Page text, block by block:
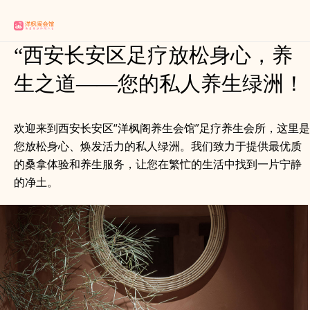
“西安长安区足疗放松身心，养
生之道——您的私人养生绿洲！
欢迎来到西安长安区“洋枫阁养生会馆”足疗养生会所，这里是
您放松身心、焕发活力的私人绿洲。我们致力于提供最优质
的桑拿体验和养生服务，让您在繁忙的生活中找到一片宁静
的净土。